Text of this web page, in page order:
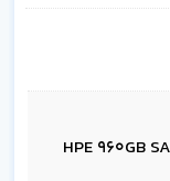
HPE 960GB